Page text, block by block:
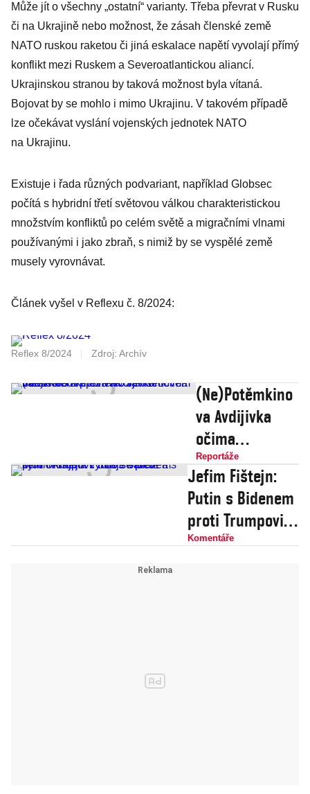
Může jít o všechny „ostatní“ varianty. Třeba převrat v Rusku
či na Ukrajině nebo možnost, že zásah členské země
NATO ruskou raketou či jiná eskalace napětí vyvolají přímý
konflikt mezi Ruskem a Severoatlantickou aliancí.
Ukrajinskou stranou by taková možnost byla vítaná.
Bojovat by se mohlo i mimo Ukrajinu. V takovém případě
lze očekávat vyslání vojenských jednotek NATO
na Ukrajinu.
Existuje i řada různých podvariant, například Globsec
počítá s hybridní třetí světovou válkou charakteristickou
množstvím konfliktů po celém světě a migračními vlnami
používanými i jako zbraň, s nimiž by se vyspělé země
musely vyrovnávat.
Článek vyšel v Reflexu č. 8/2024:
Reflex 8/2024 Zdroj: Archív
(Ne)Potěmkino
va Avdijivka
očima
válečného
reportéra. Jak
se budovalo a
přežívalo ve
frontovém
Reportáže
Jefim Fištejn:
Putin s Bidenem
proti Trumpovi.
Kdo se plete a s
Komentáře